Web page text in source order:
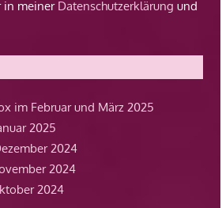
in meiner Datenschutzerklärung und
im Februar und März 2025
2025
2024
2024
2024